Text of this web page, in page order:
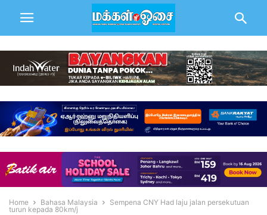
Home Bahasa Malaysia
Sempena CNY Had laju jalan persekutuan
turun kepada 80km/j